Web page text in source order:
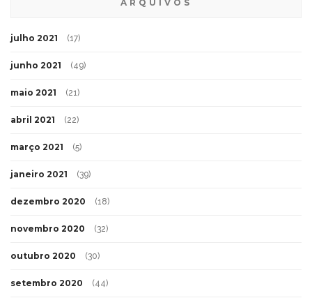
ARQUIVOS
julho 2021 (17)
junho 2021 (49)
maio 2021 (21)
abril 2021 (22)
março 2021 (5)
janeiro 2021 (39)
dezembro 2020 (18)
novembro 2020 (32)
outubro 2020 (30)
setembro 2020 (44)